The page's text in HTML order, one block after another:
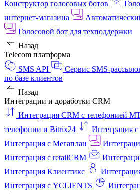
Конструктор голосовых ботов
интернет‑магазина
Голосовой бот для техподдержки
Назад
Telecom платформа
SMS API
Сервис SMS-
по базе клиентов
Назад
Интеграции и доработки CRM
Интеграция CRM с телефонией
телефонии и Bitrix24
Интеграция
Интеграция с Мегаплан
Интеграция с retailCRM
Интеграция Клиентикс
Интеграция с YCLIENTS